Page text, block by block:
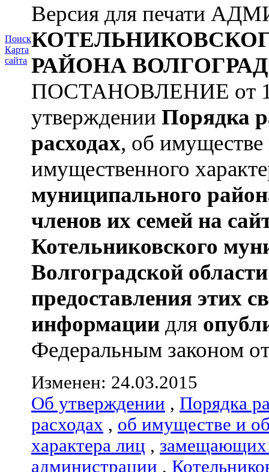
Поиск
Карта
сайта
Версия для печати
РАЙОНА
ПОСТАНОВЛЕНИЕ от
утверждении Порядка
расходах, об имуществе
имущественного
муниципального
членов их семей на
Котельниковского
Волгоградской области
предоставления этих
информации для
Федеральным законом
Изменен: 24.03.2015
Об утверждении , Порядка
расходах , об имуществе и
характера лиц , замещающих
администрации ,